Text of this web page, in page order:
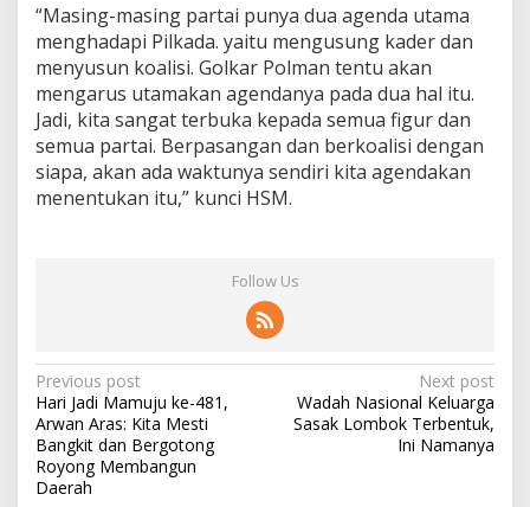
“Masing-masing partai punya dua agenda utama
menghadapi Pilkada. yaitu mengusung kader dan
menyusun koalisi. Golkar Polman tentu akan
mengarus utamakan agendanya pada dua hal itu.
Jadi, kita sangat terbuka kepada semua figur dan
semua partai. Berpasangan dan berkoalisi dengan
siapa, akan ada waktunya sendiri kita agendakan
menentukan itu,” kunci HSM.
Follow Us
P
o
s
t
Previous post
Hari Jadi Mamuju ke-481,
Arwan Aras: Kita Mesti
Bangkit dan Bergotong
Royong Membangun
Daerah
Next post
Wadah Nasional Keluarga
Sasak Lombok Terbentuk,
Ini Namanya